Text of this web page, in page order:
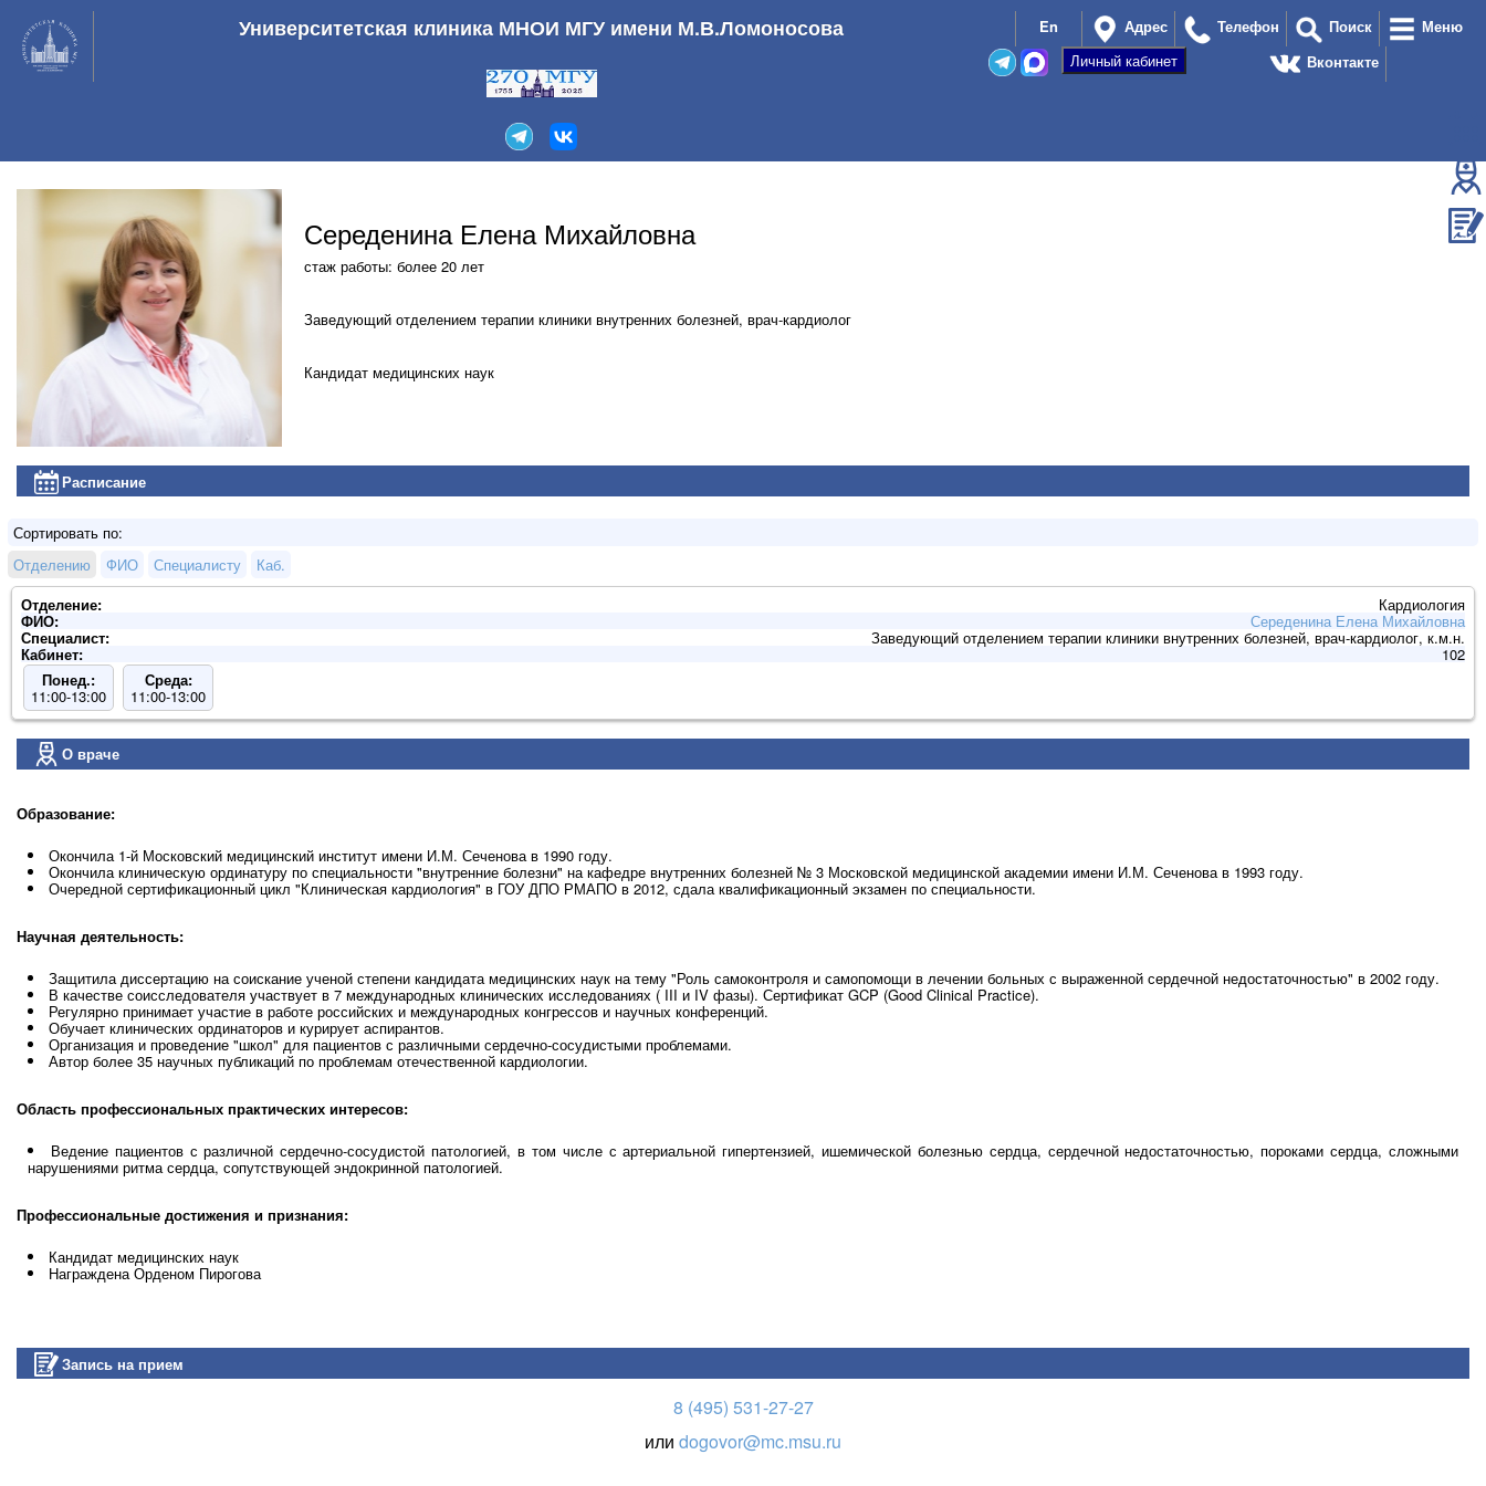
Меню
Поиск
Телефон
Адрес
En
Вконтакте
Университетская клиника МНОИ МГУ имени М.В.Ломоносова
Середенина Елена Михайловна
стаж работы: более 20 лет
Заведующий отделением терапии клиники внутренних болезней, врач-кардиолог
Кандидат медицинских наук
Расписание
Сортировать по:
Отделению
ФИО Специалисту
Каб.
Отделение:
Кардиология
ФИО: Середенина Елена Михайловна
Специалист: Заведующий отделением терапии клиники внутренних болезней, врач-кардиолог, к.м.н.
Кабинет:
102
Понед.:
11:00-13:00
Среда:
11:00-13:00
О враче
Образование:
Окончила 1-й Московский медицинский институт имени И.М. Сеченова в 1990 году.
Окончила клиническую ординатуру по специальности "внутренние болезни" на кафедре внутренних болезней № 3 Московской медицинской академии имени И.М. Сеченова в 1993 году.
Очередной сертификационный цикл "Клиническая кардиология" в ГОУ ДПО РМАПО в 2012, сдала квалификационный экзамен по специальности.
Научная деятельность:
Защитила диссертацию на соискание ученой степени кандидата медицинских наук на тему "Роль самоконтроля и самопомощи в лечении больных с выраженной сердечной недостаточностью" в 2002 году.
В качестве соисследователя участвует в 7 международных клинических исследованиях ( III и IV фазы). Сертификат GCP (Good Clinical Practice).
Регулярно принимает участие в работе российских и международных конгрессов и научных конференций.
Обучает клинических ординаторов и курирует аспирантов.
Организация и проведение "школ" для пациентов с различными сердечно-сосудистыми проблемами.
Автор более 35 научных публикаций по проблемам отечественной кардиологии.
Область профессиональных практических интересов:
Ведение пациентов с различной сердечно-сосудистой патологией, в том числе с артериальной гипертензией, ишемической болезнью сердца, сердечной недостаточностью, пороками сердца, сложными
нарушениями ритма сердца, сопутствующей эндокринной патологией.
Профессиональные достижения и признания:
Кандидат медицинских наук
Награждена Орденом Пирогова
Запись на прием
8 (495) 531-27-27
или dogovor@mc.msu.ru